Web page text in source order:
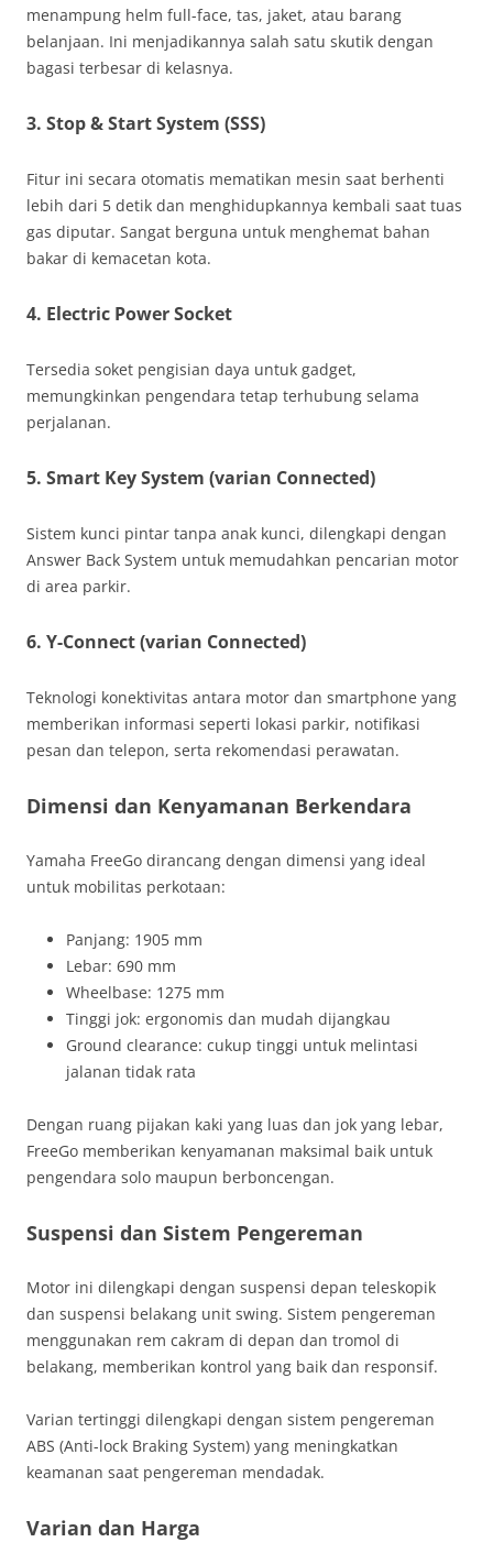
menampung helm full-face, tas, jaket, atau barang
belanjaan. Ini menjadikannya salah satu skutik dengan
bagasi terbesar di kelasnya.
3. Stop & Start System (SSS)
Fitur ini secara otomatis mematikan mesin saat berhenti
lebih dari 5 detik dan menghidupkannya kembali saat tuas
gas diputar. Sangat berguna untuk menghemat bahan
bakar di kemacetan kota.
4. Electric Power Socket
Tersedia soket pengisian daya untuk gadget,
memungkinkan pengendara tetap terhubung selama
perjalanan.
5. Smart Key System (varian Connected)
Sistem kunci pintar tanpa anak kunci, dilengkapi dengan
Answer Back System untuk memudahkan pencarian motor
di area parkir.
6. Y-Connect (varian Connected)
Teknologi konektivitas antara motor dan smartphone yang
memberikan informasi seperti lokasi parkir, notifikasi
pesan dan telepon, serta rekomendasi perawatan.
Dimensi dan Kenyamanan Berkendara
Yamaha FreeGo dirancang dengan dimensi yang ideal
untuk mobilitas perkotaan:
Panjang: 1905 mm
Lebar: 690 mm
Wheelbase: 1275 mm
Tinggi jok: ergonomis dan mudah dijangkau
Ground clearance: cukup tinggi untuk melintasi
jalanan tidak rata
Dengan ruang pijakan kaki yang luas dan jok yang lebar,
FreeGo memberikan kenyamanan maksimal baik untuk
pengendara solo maupun berboncengan.
Suspensi dan Sistem Pengereman
Motor ini dilengkapi dengan suspensi depan teleskopik
dan suspensi belakang unit swing. Sistem pengereman
menggunakan rem cakram di depan dan tromol di
belakang, memberikan kontrol yang baik dan responsif.
Varian tertinggi dilengkapi dengan sistem pengereman
ABS (Anti-lock Braking System) yang meningkatkan
keamanan saat pengereman mendadak.
Varian dan Harga